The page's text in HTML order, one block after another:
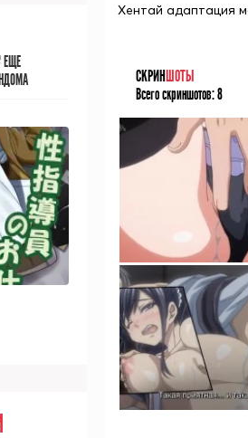
Хентай адаптация
СКРИНШОТЫ
Всего скриншотов:8
ЕЩЕ